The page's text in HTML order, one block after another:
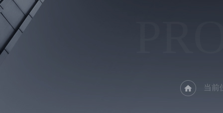
当前